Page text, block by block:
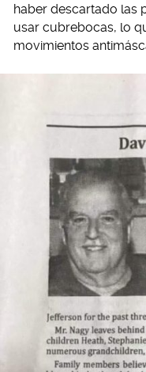
haber descartado las
usar cubrebocas, lo
movimientos